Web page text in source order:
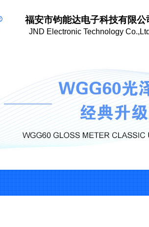
福安市钧能达电子科技有限公
JND Electronic Technology